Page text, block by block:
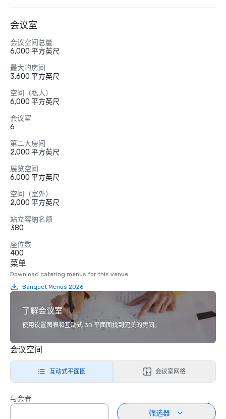
会议室
会议空间总量
6,000 平方英尺
最大的房间
3,600 平方英尺
空间（私人）
6,000 平方英尺
会议室
6
第二大房间
2,000 平方英尺
展览空间
6,000 平方英尺
空间（室外）
2,000 平方英尺
站立容纳名额
380
座位数
400
菜单
Download catering menus for this venue.
Banquet Menus 2026
了解会议室
使用设置图表和互动式 3D 平面图找到完美的房间。
会议空间
互动式平面图 会议室网格
与会者
筛选器